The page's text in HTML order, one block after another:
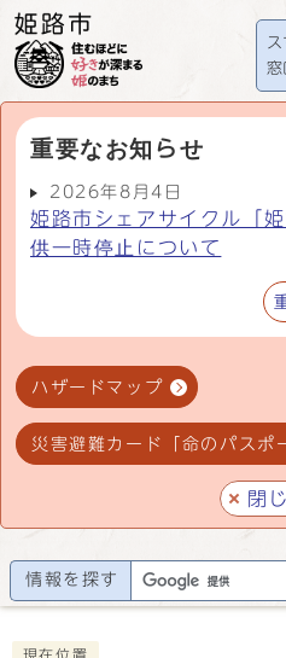
ス
窓
重要なお知らせ
2026年8月4日
姫路市シェアサイクル「
供一時停止について
ハザードマップ
災害避難カード「命のパスポ
閉
情報を探す
現在位置